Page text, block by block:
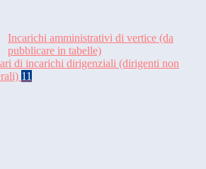
Incarichi amministrativi di vertice (da
pubblicare in tabelle)
di incarichi dirigenziali (dirigenti non
11